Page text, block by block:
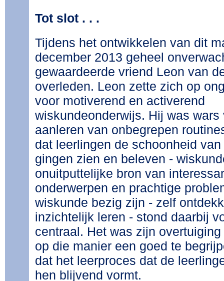
Tot slot . . .
Tijdens het ontwikkelen van dit
december 2013 geheel
gewaardeerde vriend Leon van
overleden. Leon zette zich op
voor motiverend en activerend
wiskundeonderwijs. Hij was wars
aanleren van onbegrepen
dat leerlingen de schoonheid
gingen zien en beleven -
onuitputtelijke bron van
onderwerpen en prachtige
wiskunde bezig zijn - zelf
inzichtelijk leren - stond daarbij
centraal. Het was zijn
op die manier een goed te
dat het leerproces dat de
hen blijvend vormt.